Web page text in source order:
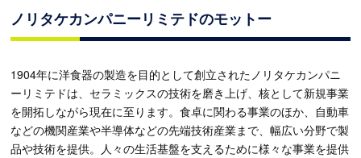
ノリタケカンパニーリミテドのモットー
1904年に洋食器の製造を目的として創立されたノリタケカンパニ
ーリミテドは、セラミックスの技術を磨き上げ、核として新規事業
を開拓しながら現在に至ります。食卓に関わる事業のほか、自動車
などの機関産業や半導体などの先端技術産業まで、幅広い分野で製
品や技術を提供。人々の生活基盤を支えるために様々な事業を提供